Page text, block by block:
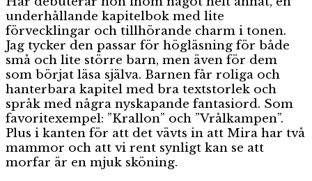
underhållande kapitelbok med lite
förvecklingar och tillhörande charm i tonen.
Jag tycker den passar för högläsning för både
små och lite större barn, men även för dem
som börjat läsa själva. Barnen får roliga och
hanterbara kapitel med bra textstorlek och
språk med några nyskapande fantasiord. Som
favoritexempel: ”Krallon” och ”Vrålkampen”.
Plus i kanten för att det vävts in att Mira har två
mammor och att vi rent synligt kan se att
morfar är en mjuk sköning.